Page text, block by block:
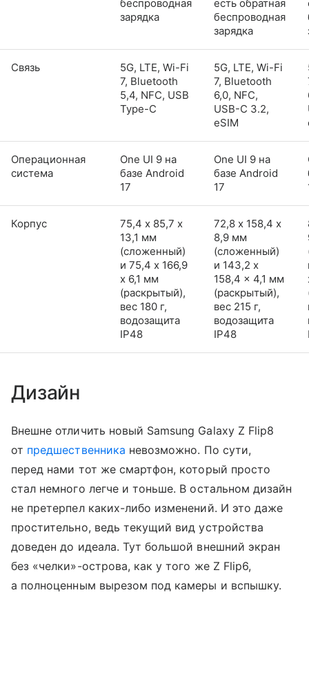
беспроводная
зарядка
есть обратная
беспроводная
зарядка
Связь
5G, LTE, Wi-Fi
7, Bluetooth
5,4, NFC, USB
Type-C
5G, LTE, Wi-Fi
7, Bluetooth
6,0, NFC,
USB-C 3.2,
eSIM
Операционная
система
One UI 9 на
базе Android
17
One UI 9 на
базе Android
17
Корпус
75,4 х 85,7 х
13,1 мм
(сложенный)
и 75,4 x 166,9
x 6,1 мм
(раскрытый),
вес 180 г,
водозащита
IP48
72,8 х 158,4 х
8,9 мм
(сложенный)
и 143,2 x
158,4 x 4,1 мм
(раскрытый),
вес 215 г,
водозащита
IP48
Дизайн
Внешне отличить новый Samsung Galaxy Z Flip8
от предшественника невозможно. По сути,
перед нами тот же смартфон, который просто
стал немного легче и тоньше. В остальном дизайн
не претерпел каких-либо изменений. И это даже
простительно, ведь текущий вид устройства
доведен до идеала. Тут большой внешний экран
без «челки»-острова, как у того же Z Flip6,
а полноценным вырезом под камеры и вспышку.